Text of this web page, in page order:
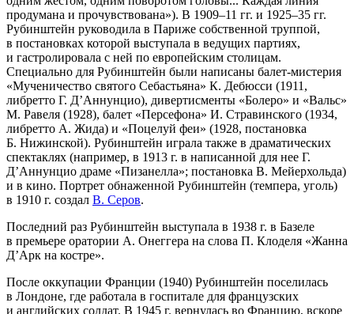
продумана и прочувствована»). В 1909–11 гг. и 1925–35 гг.
Рубинштейн руководила в Париже собственной труппой,
в постановках которой выступала в ведущих партиях,
и гастролировала с ней по европейским столицам.
Специально для Рубинштейн были написаны балет-мистерия
«Мученичество святого Себастьяна» К. Дебюсси (1911,
либретто Г. Д’Аннунцио), дивертисменты «Болеро» и «Вальс»
М. Равеля (1928), балет «Персефона» И. Стравинского (1934,
либретто А. Жида) и «Поцелуй феи» (1928, постановка
Б. Нижинской). Рубинштейн играла также в драматических
спектаклях (например, в 1913 г. в написанной для нее Г.
Д’Аннунцио драме «Пизанелла»; постановка В. Мейерхольда)
и в кино. Портрет обнаженной Рубинштейн (темпера, уголь)
в 1910 г. создал В. Серов.
Последний раз Рубинштейн выступала в 1938 г. в Базеле
в премьере оратории А. Онеггера на слова П. Клоделя «Жанна
Д’Арк на костре».
После оккупации Франции (1940) Рубинштейн поселилась
в Лондоне, где работала в госпитале для французских
и английских солдат. В 1945 г. вернулась во Францию, вскоре